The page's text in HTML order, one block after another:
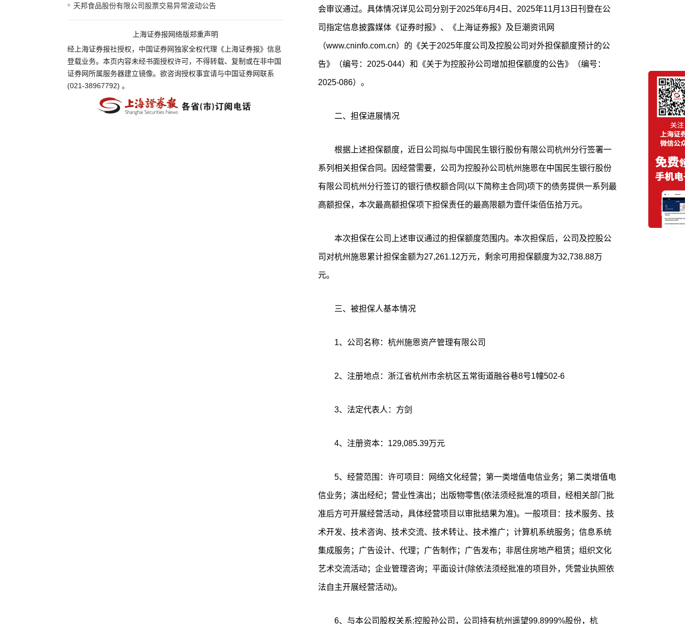
天邦食品股份有限公司股票交易异常波动公告
上海证券报网络版郑重声明
经上海证券报社授权，中国证券网独家全权代理《上海证券报》信息
登载业务。本页内容未经书面授权许可，不得转载、复制或在非中国
证券网所属服务器建立镜像。欲咨询授权事宜请与中国证券网联系
(021-38967792) 。
会审议通过。具体情况详见公司分别于2025年6月4日、2025年11月13日刊登在公
司指定信息披露媒体《证券时报》、《上海证券报》及巨潮资讯网
（www.cninfo.com.cn）的《关于2025年度公司及控股公司对外担保额度预计的公
告》（编号：2025-044）和《关于为控股孙公司增加担保额度的公告》（编号：
2025-086）。
二、担保进展情况
根据上述担保额度，近日公司拟与中国民生银行股份有限公司杭州分行签署一
系列相关担保合同。因经营需要，公司为控股孙公司杭州施恩在中国民生银行股份
有限公司杭州分行签订的银行债权额合同(以下简称主合同)项下的债务提供一系列最
高额担保，本次最高额担保项下担保责任的最高限额为壹仟柒佰伍拾万元。
本次担保在公司上述审议通过的担保额度范围内。本次担保后，公司及控股公
司对杭州施恩累计担保金额为27,261.12万元，剩余可用担保额度为32,738.88万
元。
三、被担保人基本情况
1、公司名称：杭州施恩资产管理有限公司
2、注册地点：浙江省杭州市余杭区五常街道融谷巷8号1幢502-6
3、法定代表人：方剑
4、注册资本：129,085.39万元
5、经营范围：许可项目：网络文化经营；第一类增值电信业务；第二类增值电
信业务；演出经纪；营业性演出；出版物零售(依法须经批准的项目，经相关部门批
准后方可开展经营活动，具体经营项目以审批结果为准)。一般项目：技术服务、技
术开发、技术咨询、技术交流、技术转让、技术推广；计算机系统服务；信息系统
集成服务；广告设计、代理；广告制作；广告发布；非居住房地产租赁；组织文化
艺术交流活动；企业管理咨询；平面设计(除依法须经批准的项目外，凭营业执照依
法自主开展经营活动)。
6、与本公司股权关系:控股孙公司，公司持有杭州遥望99.8999%股份，杭